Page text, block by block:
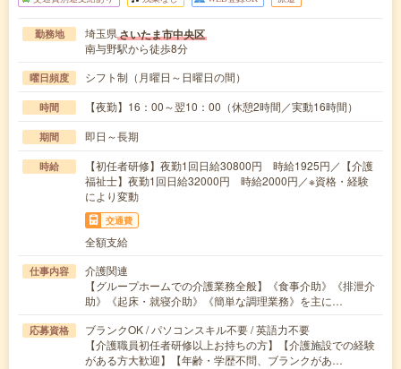
勤務地 埼玉県さいたま市中央区
南与野駅から徒歩8分
曜日頻度 シフト制（月曜日～日曜日の間）
時間 【夜勤】16：00～翌10：00（休憩2時間／実動16時間）
期間 即日～長期
時給
【初任者研修】夜勤1回日給30800円 時給1925円／【介護
福祉士】夜勤1回日給32000円 時給2000円／※資格・経験
により変動
交通費
全額支給
仕事内容
介護関連
【グループホームでの介護業務全般】《食事介助》《排泄介
助》《起床・就寝介助》《簡単な調理業務》を主に…
応募資格
ブランクOK / パソコンスキル不要 / 英語力不要
【介護職員初任者研修以上お持ちの方】【介護施設での経験
がある方大歓迎】【年齢・学歴不問、ブランクがあ…